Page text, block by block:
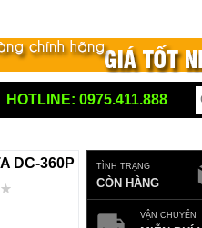
HOTLINE: 0975.411.888
DC-360P TÌNH TRẠNG
CÒN HÀNG
VẬN CHUYỂN